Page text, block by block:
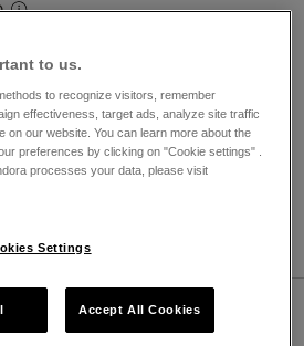
to us.
to recognize visitors, remember
effectiveness, target ads, analyze site traffic
on our website. You can learn more about the
preferences by clicking on "Cookie settings" .
processes your data, please visit
Settings
Accept All Cookies